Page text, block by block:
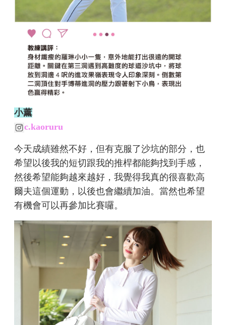
小薰
c.kaoruru
今天成績雖然不好，但有克服了沙坑的部分，也
希望以後我的短切跟我的推桿都能夠找到手感，
然後希望能夠越來越好，我覺得我真的很喜歡高
爾夫這個運動，以後也會繼續加油。當然也希望
有機會可以再參加比賽囉。